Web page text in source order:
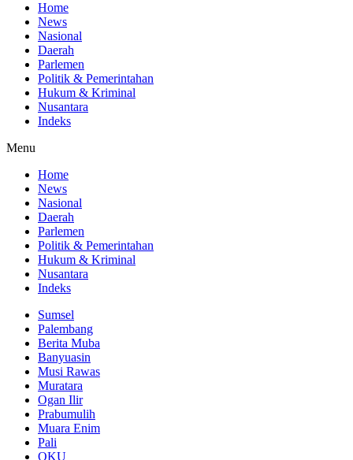
Home
News
Nasional
Daerah
Parlemen
Politik & Pemerintahan
Hukum & Kriminal
Nusantara
Indeks
Menu
Home
News
Nasional
Daerah
Parlemen
Politik & Pemerintahan
Hukum & Kriminal
Nusantara
Indeks
Sumsel
Palembang
Berita Muba
Banyuasin
Musi Rawas
Muratara
Ogan Ilir
Prabumulih
Muara Enim
Pali
OKU